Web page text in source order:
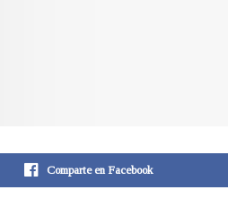
Comparte en Facebook